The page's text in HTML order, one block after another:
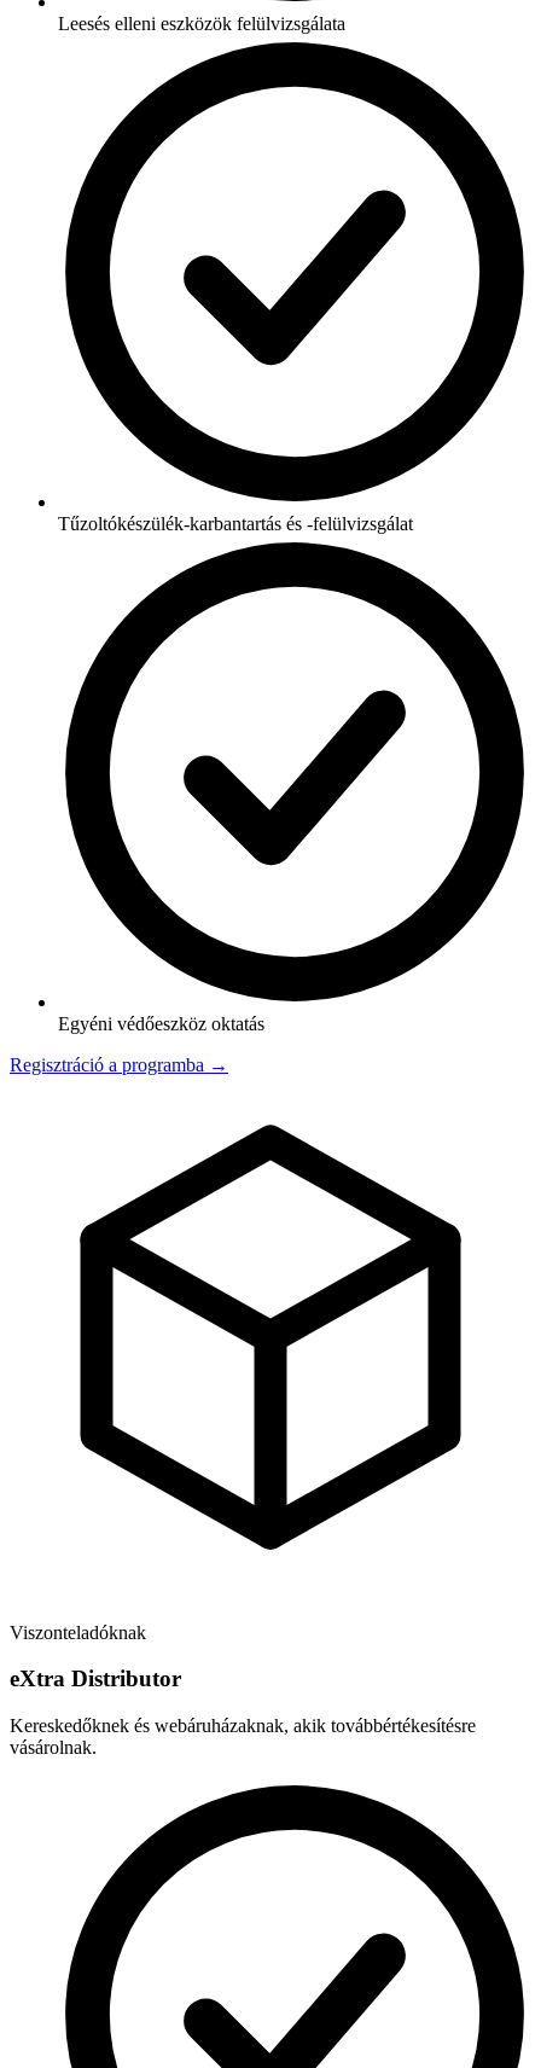
Leesés elleni eszközök felülvizsgálata
Tűzoltókészülék-karbantartás és -felülvizsgálat
Egyéni védőeszköz oktatás
Regisztráció a programba →
Viszonteladóknak
eXtra Distributor
Kereskedőknek és webáruházaknak, akik továbbértékesítésre
vásárolnak.